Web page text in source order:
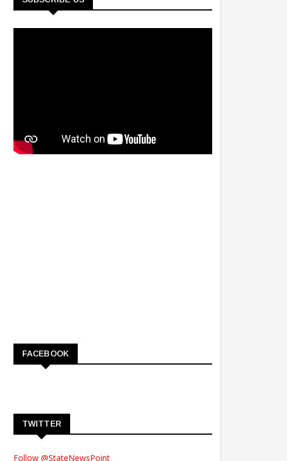
FACEBOOK
TWITTER
Follow @StateNewsPoint